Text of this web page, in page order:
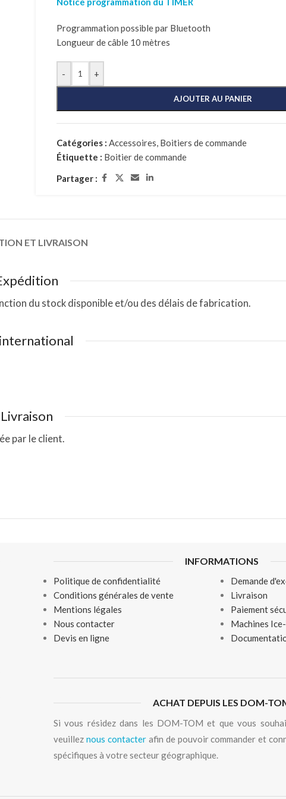
Programmation possible par Bluetooth
Longueur de câble 10 mètres
- +
AJOUTER AU PANIER
Catégories : Accessoires, Boitiers de commande
Étiquette : Boitier de commande
Partager :
ET LIVRAISON
du stock disponible et/ou des délais de fabrication.
Livraison
par le client.
INFORMATIONS
Politique de confidentialité
Conditions générales de vente
Mentions légales
Nous contacter
Devis en ligne
Demande
Livraison
Paiement
Machines
ACHAT DEPUIS LES DOM-
Si vous résidez dans les DOM-TOM et que vous
veuillez nous contacterafin de pouvoir commander et
spécifiques à votre secteur géographique.